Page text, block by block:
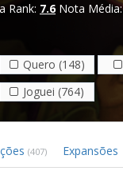
Rank: 7.6 Nota
Quero (148)
Joguei (764)
(407) Expansões